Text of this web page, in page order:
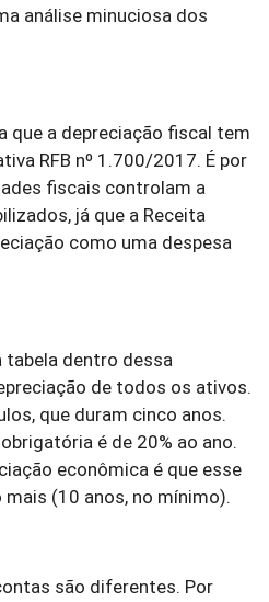
análise minuciosa dos
que a depreciação fiscal tem
RFB nº 1.700/2017. É por
fiscais controlam a
já que a Receita
como uma despesa
tabela dentro dessa
de todos os ativos.
que duram cinco anos.
é de 20% ao ano.
econômica é que esse
(10 anos, no mínimo).
são diferentes. Por